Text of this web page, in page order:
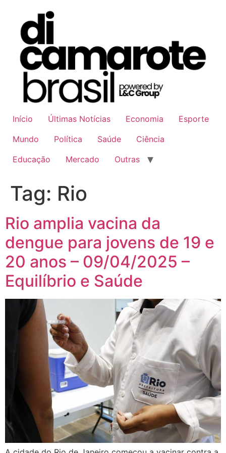
conteúdo
Início Últimas Notícias Economia
Esporte
Mundo
Política Saúde
Ciência
Educação
Mercado Outras
Tag: Rio
Rio amplia vacina da
dengue para jovens de 19 e
20 anos – 09/04/2025 –
Equilíbrio e Saúde